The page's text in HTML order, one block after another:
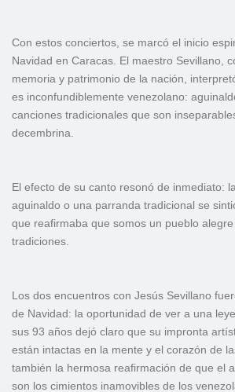
Con estos conciertos, se marcó el inicio
Navidad en Caracas. El maestro Sevillano,
memoria y patrimonio de la nación,
es inconfundiblemente venezolano:
canciones tradicionales que son
decembrina.
El efecto de su canto resonó de inmediato:
aguinaldo o una parranda tradicional se
que reafirmaba que somos un pueblo
tradiciones.
Los dos encuentros con Jesús Sevillano
de Navidad: la oportunidad de ver a una
sus 93 años dejó claro que su impronta
están intactas en la mente y el corazón de
también la hermosa reafirmación de que el
son los cimientos inamovibles de los